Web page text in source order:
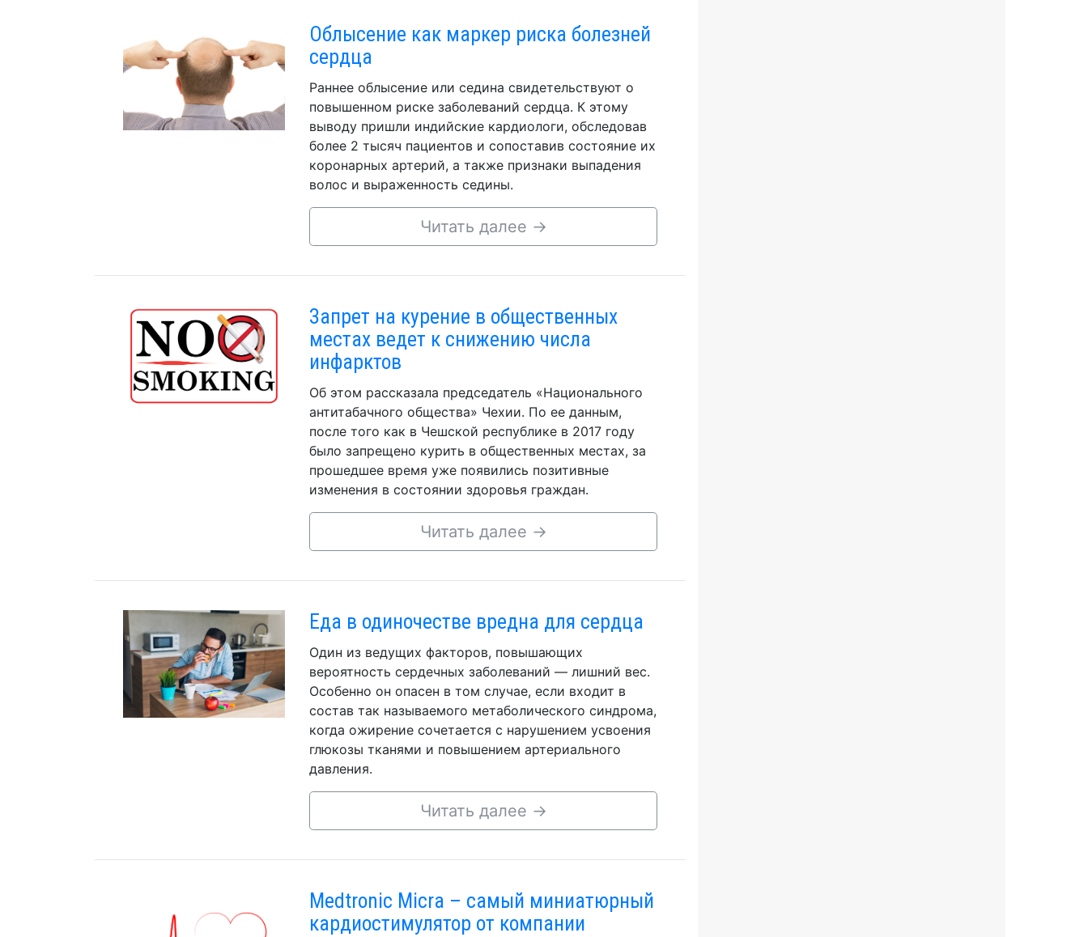
Облысение как маркер риска болезней
сердца
Раннее облысение или седина свидетельствуют о
повышенном риске заболеваний сердца. К этому
выводу пришли индийские кардиологи, обследовав
более 2 тысяч пациентов и сопоставив состояние их
коронарных артерий, а также признаки выпадения
волос и выраженность седины.
Читать далее →
Запрет на курение в общественных
местах ведет к снижению числа
инфарктов
Об этом рассказала председатель «Национального
антитабачного общества» Чехии. По ее данным,
после того как в Чешской республике в 2017 году
было запрещено курить в общественных местах, за
прошедшее время уже появились позитивные
изменения в состоянии здоровья граждан.
Читать далее →
Еда в одиночестве вредна для сердца
Один из ведущих факторов, повышающих
вероятность сердечных заболеваний — лишний вес.
Особенно он опасен в том случае, если входит в
состав так называемого метаболического синдрома,
когда ожирение сочетается с нарушением усвоения
глюкозы тканями и повышением артериального
давления.
Читать далее →
Medtronic Micra – самый миниатюрный
кардиостимулятор от компании